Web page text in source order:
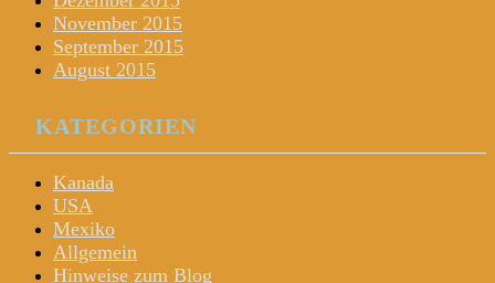
November 2015
September 2015
August 2015
KATEGORIEN
Kanada
USA
Mexiko
Allgemein
Hinweise zum Blog